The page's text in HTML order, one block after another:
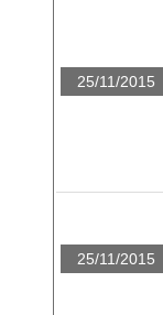
25/11/2015
25/11/2015